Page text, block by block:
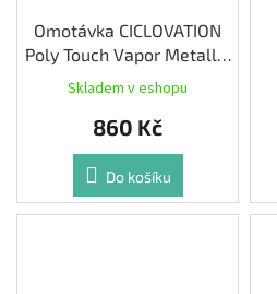
Omotávka CICLOVATION
Poly Touch Vapor Metallic
Champagne
Skladem v eshopu
860 Kč
Do košíku